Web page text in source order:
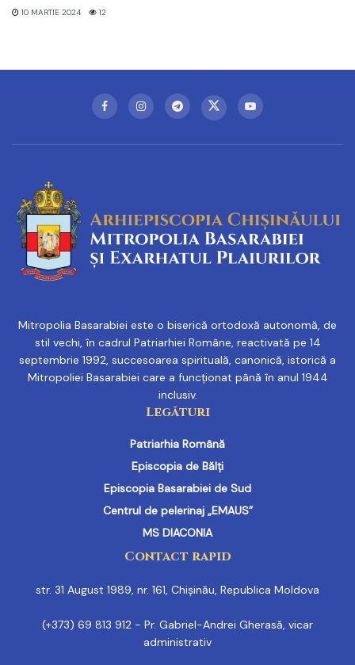
10 MARTIE 2024 12
Mitropolia Basarabiei este o biserică ortodoxă autonomă, de
stil vechi, în cadrul Patriarhiei Române, reactivată pe 14
septembrie 1992, succesoarea spirituală, canonică, istorică a
Mitropoliei Basarabiei care a funcționat până în anul 1944
inclusiv.
Legături
Patriarhia Română
Episcopia de Bălți
Episcopia Basarabiei de Sud
Centrul de pelerinaj „EMAUS”
MS DIACONIA
Contact rapid
str. 31 August 1989, nr. 161, Chișinău, Republica Moldova
(+373) 69 813 912 - Pr. Gabriel-Andrei Gherasă, vicar
administrativ